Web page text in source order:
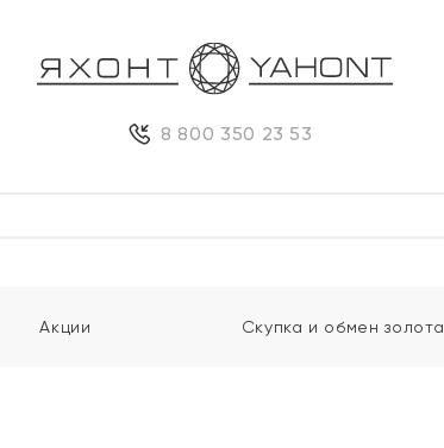
8 800 350 23 53
Акции Скупка и обмен золота